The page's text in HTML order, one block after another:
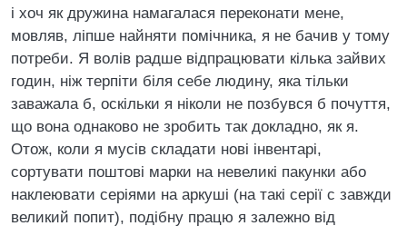
і хоч як дружина намагалася переконати мене,
мовляв, ліпше найняти помічника, я не бачив у тому
потреби. Я волів радше відпрацювати кілька зайвих
годин, ніж терпіти біля себе людину, яка тільки
заважала б, оскільки я ніколи не позбувся б почуття,
що вона однаково не зробить так докладно, як я.
Отож, коли я мусів складати нові інвентарі,
сортувати поштові марки на невеликі пакунки або
наклеювати серіями на аркуші (на такі серії с завжди
великий попит), подібну працю я залежно від